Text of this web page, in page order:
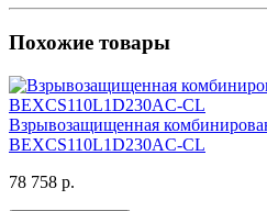
Похожие товары
Взрывозащищенная
BEXCS110L1D230AC-CL
78 758 р.